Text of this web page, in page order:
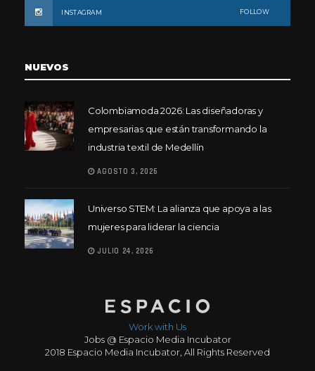
INSTAGRAM FOLLOW
NUEVOS
Colombiamoda 2026: Las diseñadoras y
empresarias que están transformando la
industria textil de Medellín
AGOSTO 3, 2026
Universo STEM: La alianza que apoya a las
mujeres para liderar la ciencia
JULIO 24, 2026
Work with Us
Jobs @ Espacio Media Incubator
2018 Espacio Media Incubator, All Rights Reserved